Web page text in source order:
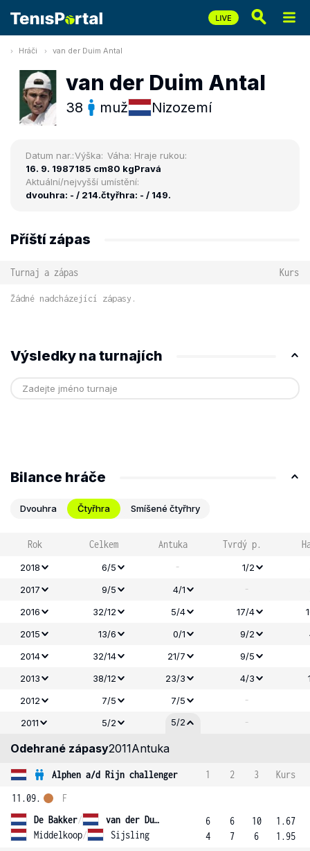
Hráči van der Duim Antal
van der Duim Antal
38 muž Nizozemí
Datum nar.:
16. 9. 1987
Výška:
185 cm
Váha:
80 kg
Hraje rukou:
Pravá
Aktuální/nejvyšší umístění:
dvouhra: - / 214.čtyřhra: - / 149.
Příští zápas
Turnaj a zápas Kurs
Žádné nadcházející zápasy.
Výsledky na turnajích
Bilance hráče
Dvouhra Čtyřhra Smíšené čtyřhry
Rok Celkem Antuka Tvrdý p.
2018 6/5 - 1/2
2017
9/5 4/1 -
2016
32/12 5/4 17/4
2015
13/6 0/1 9/2
2014
32/14 21/7 9/5
2013
38/12 23/3 4/3
2012
7/5 7/5 -
2011 5/2 5/2 -
Odehrané zápasy2011Antuka
Alphen a/d Rijn challenger 1 2 3
Kurs
11.09.
De Bakker/
van der Duim
Middelkoop/ Sijsling
F
6
4
6
7
10
6
1.67
1.95